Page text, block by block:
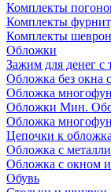
Комплекты
Комплекты
Комплекты
Обложки
Зажим для денег с
Обложка без окна
Обложка
Обложки Мин.
Обложка
Цепочки к
Обложка с
Обложка с окном
Обувь